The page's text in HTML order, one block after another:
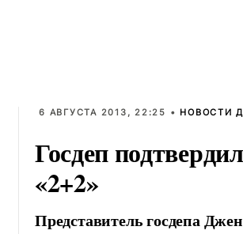
6 АВГУСТА 2013, 22:25 • НОВОСТИ
Госдеп
«2+2»
Представитель госдепа